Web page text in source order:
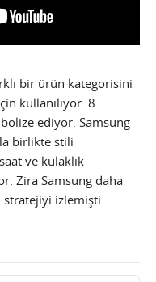
bir ürün kategorisini
kullanılıyor. 8
ediyor. Samsung
birlikte stili
ve kulaklık
Zira Samsung daha
izlemişti.